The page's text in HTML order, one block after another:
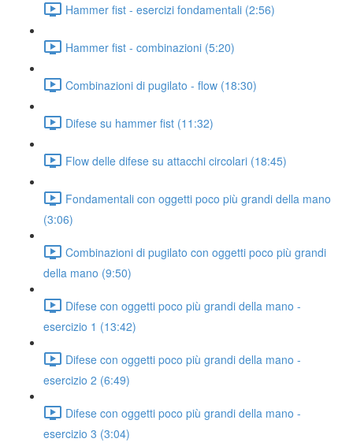
Hammer fist - esercizi fondamentali (2:56)
Hammer fist - combinazioni (5:20)
Combinazioni di pugilato - flow (18:30)
Difese su hammer fist (11:32)
Flow delle difese su attacchi circolari (18:45)
Fondamentali con oggetti poco più grandi della mano
(3:06)
Combinazioni di pugilato con oggetti poco più grandi
della mano (9:50)
Difese con oggetti poco più grandi della mano -
esercizio 1 (13:42)
Difese con oggetti poco più grandi della mano -
esercizio 2 (6:49)
Difese con oggetti poco più grandi della mano -
esercizio 3 (3:04)